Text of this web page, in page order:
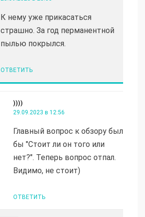
К нему уже прикасаться
страшно. За год перманентной
пылью покрылся.
ОТВЕТИТЬ
))))
29.09.2023 в 12:56
Главный вопрос к обзору был
бы "Стоит ли он того или
нет?". Теперь вопрос отпал.
Видимо, не стоит)
ОТВЕТИТЬ